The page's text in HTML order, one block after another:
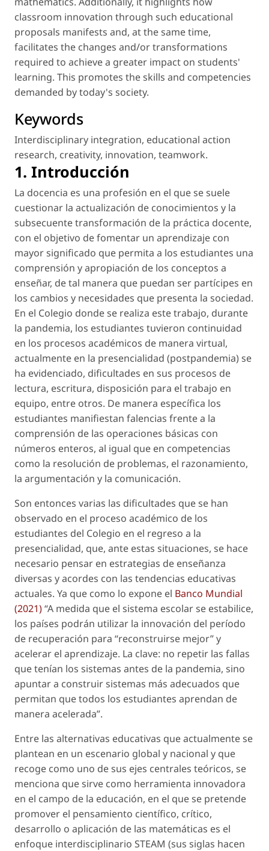
classroom innovation through such educational
proposals manifests and, at the same time,
facilitates the changes and/or transformations
required to achieve a greater impact on students'
learning. This promotes the skills and competencies
demanded by today's society.
Keywords
Interdisciplinary integration, educational action
research, creativity, innovation, teamwork.
1. Introducción
La docencia es una profesión en el que se suele
cuestionar la actualización de conocimientos y la
subsecuente transformación de la práctica docente,
con el objetivo de fomentar un aprendizaje con
mayor significado que permita a los estudiantes una
comprensión y apropiación de los conceptos a
enseñar, de tal manera que puedan ser partícipes en
los cambios y necesidades que presenta la sociedad.
En el Colegio donde se realiza este trabajo, durante
la pandemia, los estudiantes tuvieron continuidad
en los procesos académicos de manera virtual,
actualmente en la presencialidad (postpandemia) se
ha evidenciado, dificultades en sus procesos de
lectura, escritura, disposición para el trabajo en
equipo, entre otros. De manera específica los
estudiantes manifiestan falencias frente a la
comprensión de las operaciones básicas con
números enteros, al igual que en competencias
como la resolución de problemas, el razonamiento,
la argumentación y la comunicación.
Son entonces varias las dificultades que se han
observado en el proceso académico de los
estudiantes del Colegio en el regreso a la
presencialidad, que, ante estas situaciones, se hace
necesario pensar en estrategias de enseñanza
diversas y acordes con las tendencias educativas
actuales. Ya que como lo expone el Banco Mundial
(2021)“A medida que el sistema escolar se estabilice,
los países podrán utilizar la innovación del período
de recuperación para “reconstruirse mejor” y
acelerar el aprendizaje. La clave: no repetir las fallas
que tenían los sistemas antes de la pandemia, sino
apuntar a construir sistemas más adecuados que
permitan que todos los estudiantes aprendan de
manera acelerada”.
Entre las alternativas educativas que actualmente se
plantean en un escenario global y nacional y que
recoge como uno de sus ejes centrales teóricos, se
menciona que sirve como herramienta innovadora
en el campo de la educación, en el que se pretende
promover el pensamiento científico, crítico,
desarrollo o aplicación de las matemáticas es el
enfoque interdisciplinario STEAM (sus siglas hacen